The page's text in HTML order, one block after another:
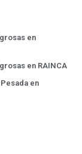
en
en RAINCA
en